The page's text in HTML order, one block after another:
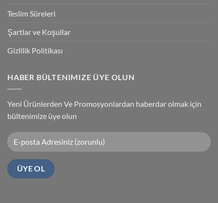
Teslim Süreleri
Şartlar ve Koşullar
Gizlilik Politikası
HABER BÜLTENIMIZE ÜYE OLUN
Yeni Ürünlerden Ve Promosyonlardan haberdar olmak için
bültenimize üye olun